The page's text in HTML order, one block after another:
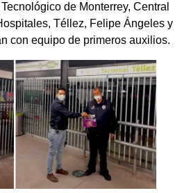
de Monterrey, Central
Téllez, Felipe Ángeles y
con equipo de primeros auxilios.